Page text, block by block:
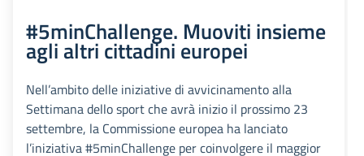
#5minChallenge. Muoviti insieme
agli altri cittadini europei
Nell’ambito delle iniziative di avvicinamento alla
Settimana dello sport che avrà inizio il prossimo 23
settembre, la Commissione europea ha lanciato
l’iniziativa #5minChallenge per coinvolgere il maggior